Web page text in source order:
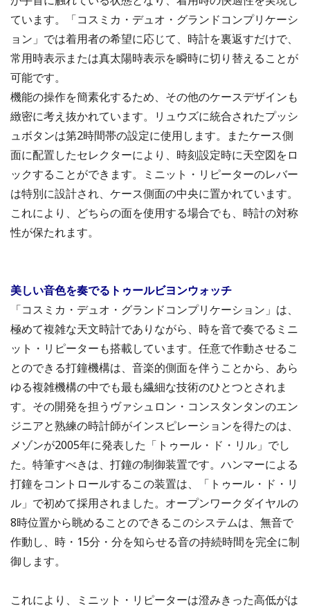
ています。「コスミカ・デュオ・グランドコンプリケーシ
ョン」では着用者の希望に応じて、時計を裏返すだけで、
常用時表示または真太陽時表示を瞬時に切り替えることが
可能です。
機能の操作を簡素化するため、その他のケースデザインも
緻密に考え抜かれています。リュウズに統合されたプッシ
ュボタンは第2時間帯の設定に使用します。またケース側
面に配置したセレクターにより、時刻設定時に天空図をロ
ックすることができます。ミニット・リピーターのレバー
は特別に設計され、ケース側面の中央に置かれています。
これにより、どちらの面を使用する場合でも、時計の対称
性が保たれます。
美しい音色を奏でるトゥールビヨンウォッチ
「コスミカ・デュオ・グランドコンプリケーション」は、
極めて複雑な天文時計でありながら、時を音で奏でるミニ
ット・リピーターも搭載しています。任意で作動させるこ
とのできる打鐘機構は、音楽的側面を伴うことから、あら
ゆる複雑機構の中でも最も繊細な技術のひとつとされま
す。その開発を担うヴァシュロン・コンスタンタンのエン
ジニアと熟練の時計師がインスピレーションを得たのは、
メゾンが2005年に発表した「トゥール・ド・リル」でし
た。特筆すべきは、打鐘の制御装置です。ハンマーによる
打鐘をコントロールするこの装置は、「トゥール・ド・リ
ル」で初めて採用されました。オープンワークダイヤルの
8時位置から眺めることのできるこのシステムは、無音で
作動し、時・15分・分を知らせる音の持続時間を完全に制
御します。
これにより、ミニット・リピーターは澄みきった高低がは